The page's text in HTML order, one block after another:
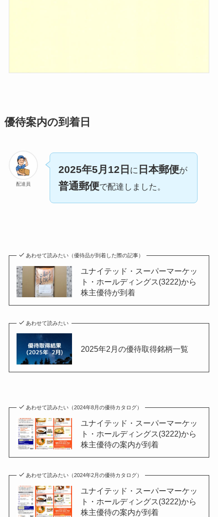
優待案内の到着日
配達員
2025年5月12日 に 日本郵便が
普通郵便で配達しました。
あわせて読みたい（優待品が到着した際の記事）
ユナイテッド・スーパーマーケッ
ト・ホールディングス(3222)から
株主優待が到着
あわせて読みたい
2025年2月の優待取得銘柄一覧
あわせて読みたい（2024年8月の優待カタログ）
ユナイテッド・スーパーマーケッ
ト・ホールディングス(3222)から
株主優待の案内が到着
あわせて読みたい（2024年2月の優待カタログ）
ユナイテッド・スーパーマーケッ
ト・ホールディングス(3222)から
株主優待の案内が到着